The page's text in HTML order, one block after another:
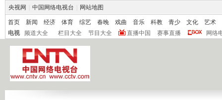
央视网 中国网络电视台 网站地图
首页 新闻 经济 体育 综艺 春晚 戏曲 音乐 科教 青少 文化
艺术
电视
频道大全 栏目大全 节目大全 直播中国 赛事直播 网络